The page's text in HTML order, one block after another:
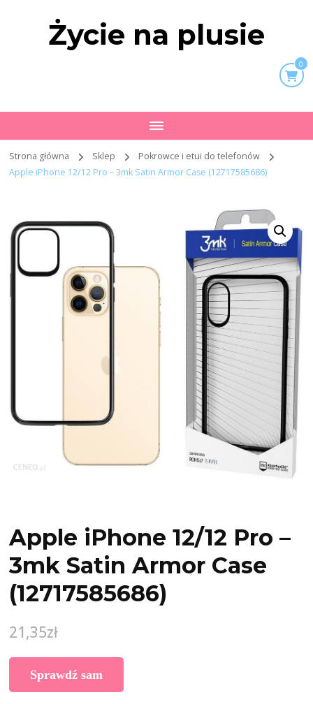
Życie na plusie
0
Strona główna Sklep
Pokrowce i etui do telefonów
Apple iPhone 12/12 Pro – 3mk Satin Armor Case (12717585686)
Apple iPhone 12/12 Pro –
3mk Satin Armor Case
(12717585686)
21,35zł
Sprawdź sam